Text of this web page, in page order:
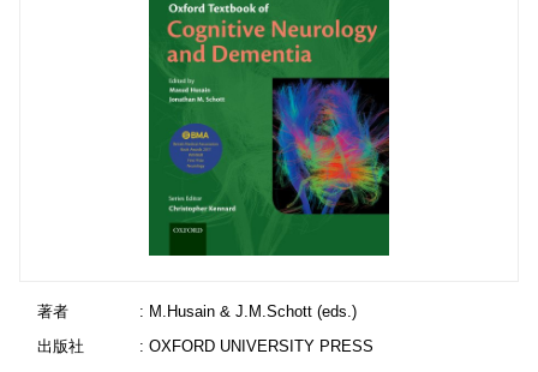
著者
: M.Husain & J.M.Schott (eds.)
出版社
: OXFORD UNIVERSITY PRESS